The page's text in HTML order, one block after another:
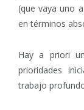
(que vaya uno
en términos
Hay a priori
prioridades
trabajo